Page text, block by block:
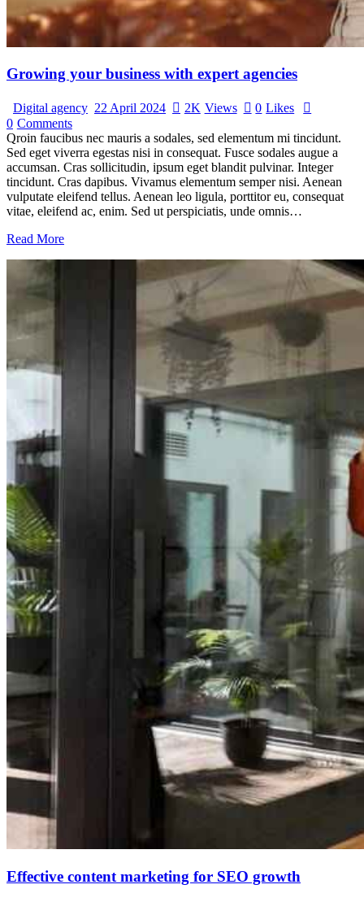
Growing your business with expert agencies
Digital agency 22 April 2024 2K Views 0 Likes
0 Comments
Qroin faucibus nec mauris a sodales, sed elementum mi tincidunt.
Sed eget viverra egestas nisi in consequat. Fusce sodales augue a
accumsan. Cras sollicitudin, ipsum eget blandit pulvinar. Integer
tincidunt. Cras dapibus. Vivamus elementum semper nisi. Aenean
vulputate eleifend tellus. Aenean leo ligula, porttitor eu, consequat
vitae, eleifend ac, enim. Sed ut perspiciatis, unde omnis…
Read More
Effective content marketing for SEO growth